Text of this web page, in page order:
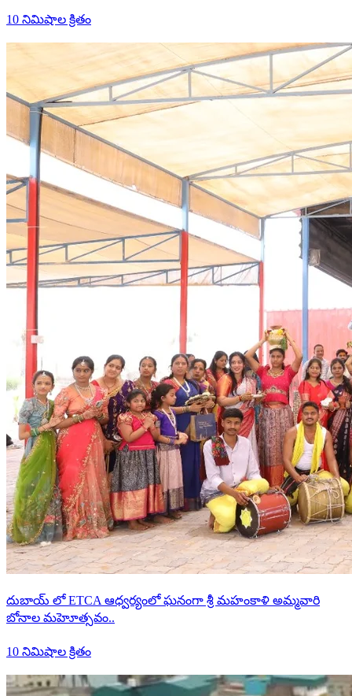
10 నిమిషాల క్రితం
దుబాయ్ లో ETCA ఆధ్వర్యంలో ఘనంగా శ్రీ మహంకాళి అమ్మవారి
బోనాల మహెూత్సవం..
10 నిమిషాల క్రితం